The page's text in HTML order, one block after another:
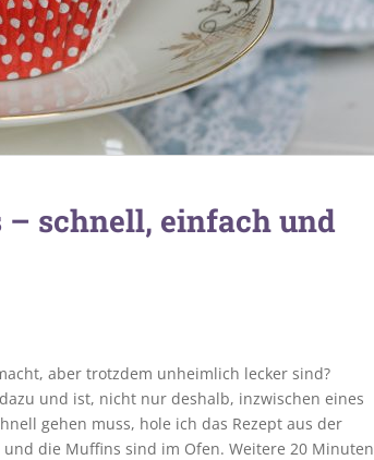
– schnell, einfach und
aber trotzdem unheimlich lecker sind?
und ist, nicht nur deshalb, inzwischen eines
gehen muss, hole ich das Rezept aus der
die Muffins sind im Ofen. Weitere 20 Minuten